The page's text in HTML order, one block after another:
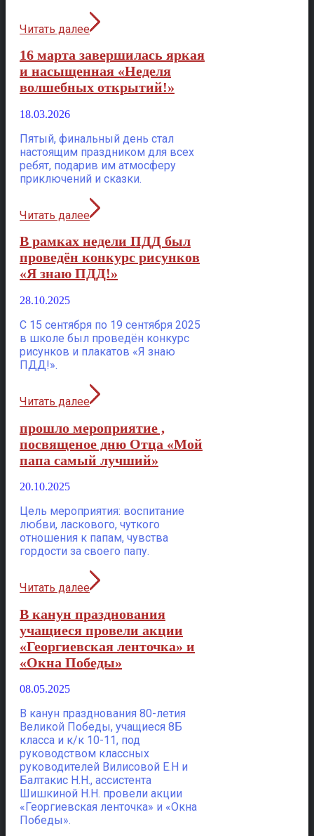
Читать далее
16 марта завершилась яркая
и насыщенная «Неделя
волшебных открытий!»
18.03.2026
Пятый, финальный день стал
настоящим праздником для всех
ребят, подарив им атмосферу
приключений и сказки.
Читать далее
В рамках недели ПДД был
проведён конкурс рисунков
«Я знаю ПДД!»
28.10.2025
С 15 сентября по 19 сентября 2025
в школе был проведён конкурс
рисунков и плакатов «Я знаю
ПДД!».
Читать далее
прошло мероприятие ,
посвященое дню Отца «Мой
папа самый лучший»
20.10.2025
Цель мероприятия: воспитание
любви, ласкового, чуткого
отношения к папам, чувства
гордости за своего папу.
Читать далее
В канун празднования
учащиеся провели акции
«Георгиевская ленточка» и
«Окна Победы»
08.05.2025
В канун празднования 80-летия
Великой Победы, учащиеся 8Б
класса и к/к 10-11, под
руководством классных
руководителей Вилисовой Е.Н и
Балтакис Н.Н., ассистента
Шишкиной Н.Н. провели акции
«Георгиевская ленточка» и «Окна
Победы».